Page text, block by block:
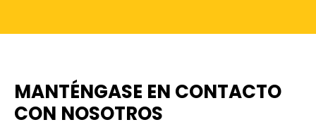
MANTÉNGASE EN CONTACTO
CON NOSOTROS